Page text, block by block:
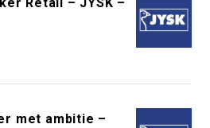
Retail – JYSK –
met ambitie –